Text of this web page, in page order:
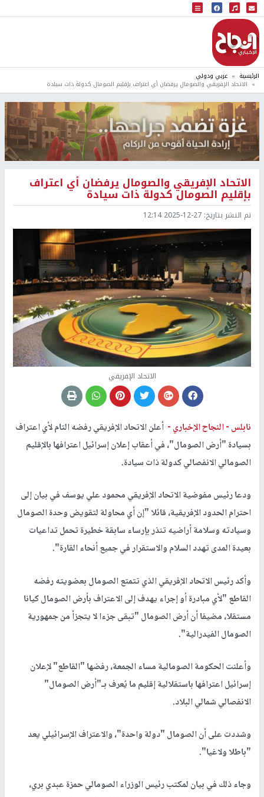
البث المباشر
إذاعة النجاح
الرئيسية عربي ودولي
الاتحاد الإفريقي والصومال يرفضان أي اعتراف بإقليم الصومال كدولة ذات سيادة
الاتحاد الإفريقي والصومال يرفضان أي اعتراف
بإقليم الصومال كدولة ذات سيادة
تم النشر بتاريخ: 2025-12-27 12:14
الاتحاد الإفريقي
نابلس -النجاح الإخباري - أعلن الاتحاد الإفريقي رفضه التام لأي اعتراف
بسيادة "أرض الصومال"، في أعقاب إعلان إسرائيل اعترافها بالإقليم
الصومالي الانفصالي كدولة ذات سيادة.
ودعا رئيس مفوضية الاتحاد الإفريقي محمود علي يوسف في بيان إلى
احترام الحدود الإفريقية، قائلا "إن أي محاولة لتقويض وحدة الصومال
وسيادته وسلامة أراضيه تنذر بإرساء سابقة خطيرة تحمل تداعيات
بعيدة المدى تهدد السلام والاستقرار في جميع أنحاء القارة".
وأكد رئيس الاتحاد الإفريقي الذي تتمتع الصومال بعضويته رفضه
القاطع "لأي مبادرة أو إجراء يهدف إلى الاعتراف بأرض الصومال كيانا
مستقلا، مضيفا أن أرض الصومال "تبقى جزءا لا يتجزأ من جمهورية
الصومال الفيدرالية".
وأعلنت الحكومة الصومالية مساء الجمعة، رفضها "القاطع" لإعلان
إسرائيل اعترافها باستقلالية إقليم ما يُعرف بـ"أرض الصومال"
الانفصالي شمالي البلاد.
وشددت على أن الصومال "دولة واحدة"، والاعتراف الإسرائيلي يعد
"باطلا ولاغيا".
وجاء ذلك في بيان لمكتب رئيس الوزراء الصومالي حمزة عبدي بري،